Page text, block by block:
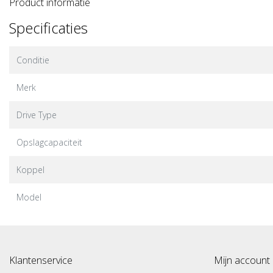
Specificaties
Conditie
Merk
Drive Type
Opslagcapaciteit
Koppel
Model
Klantenservice Mijn account